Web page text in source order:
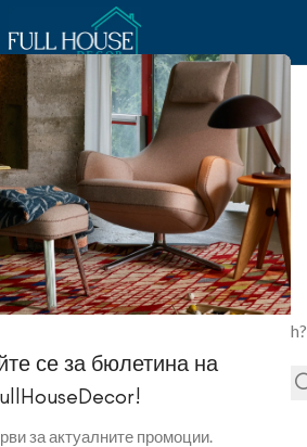
се за бюлетина на
за актуалните промоции.
FOUND
embarrassing, isn’t it?
at this location. Maybe try a search?